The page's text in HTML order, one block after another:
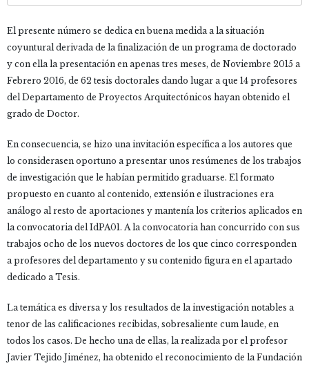
El presente número se dedica en buena medida a la situación
coyuntural derivada de la finalización de un programa de doctorado
y con ella la presentación en apenas tres meses, de Noviembre 2015 a
Febrero 2016, de 62 tesis doctorales dando lugar a que 14 profesores
del Departamento de Proyectos Arquitectónicos hayan obtenido el
grado de Doctor.
En consecuencia, se hizo una invitación específica a los autores que
lo considerasen oportuno a presentar unos resúmenes de los trabajos
de investigación que le habían permitido graduarse. El formato
propuesto en cuanto al contenido, extensión e ilustraciones era
análogo al resto de aportaciones y mantenía los criterios aplicados en
la convocatoria del IdPA01. A la convocatoria han concurrido con sus
trabajos ocho de los nuevos doctores de los que cinco corresponden
a profesores del departamento y su contenido figura en el apartado
dedicado a Tesis.
La temática es diversa y los resultados de la investigación notables a
tenor de las calificaciones recibidas, sobresaliente cum laude, en
todos los casos. De hecho una de ellas, la realizada por el profesor
Javier Tejido Jiménez, ha obtenido el reconocimiento de la Fundación